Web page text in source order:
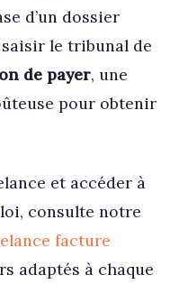
d’un dossier
le tribunal de
de payer, une
pour obtenir
et accéder à
consulte notre
facture
adaptés à chaque